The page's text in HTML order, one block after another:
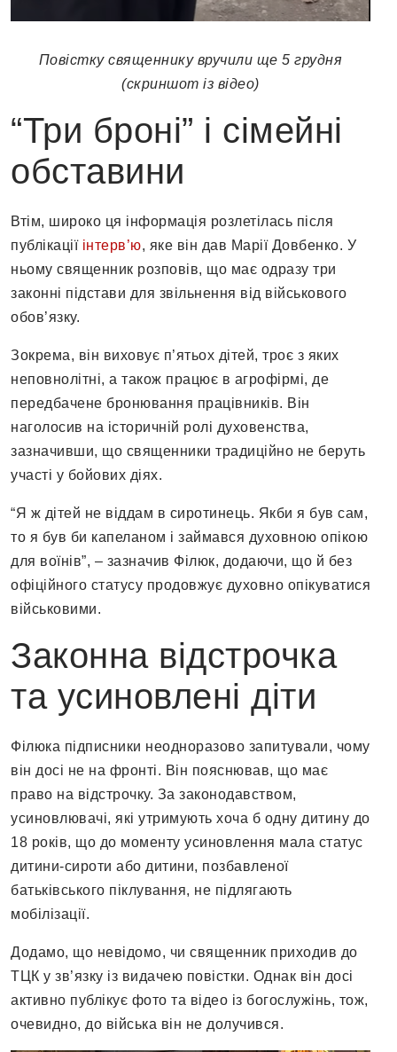
Повістку священнику вручили ще 5 грудня
(скриншот із відео)
“Три броні” і сімейні
обставини
Втім, широко ця інформація розлетілась після
публікаціїінтерв’ю, яке він дав Марії Довбенко. У
ньому священник розповів, що має одразу три
законні підстави для звільнення від військового
обов’язку.
Зокрема, він виховує п’ятьох дітей, троє з яких
неповнолітні, а також працює в агрофірмі, де
передбачене бронювання працівників. Він
наголосив на історичній ролі духовенства,
зазначивши, що священники традиційно не беруть
участі у бойових діях.
“Я ж дітей не віддам в сиротинець. Якби я був сам,
то я був би капеланом і займався духовною опікою
для воїнів”, – зазначив Філюк, додаючи, що й без
офіційного статусу продовжує духовно опікуватися
військовими.
Законна відстрочка
та усиновлені діти
Філюка підписники неодноразово запитували, чому
він досі не на фронті. Він пояснював, що має
право на відстрочку. За законодавством,
усиновлювачі, які утримують хоча б одну дитину до
18 років, що до моменту усиновлення мала статус
дитини-сироти або дитини, позбавленої
батьківського піклування, не підлягають
мобілізації.
Додамо, що невідомо, чи священник приходив до
ТЦК у зв’язку із видачею повістки. Однак він досі
активно публікує фото та відео із богослужінь, тож,
очевидно, до війська він не долучився.